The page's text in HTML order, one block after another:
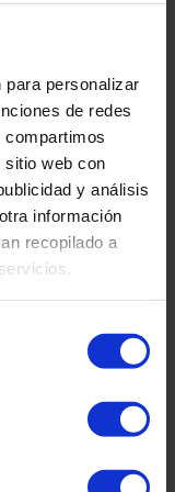
personalizar
de redes
sitio web con
y análisis
información
recopilado a
en Espagne :
et
retardées : ce
fiscale
?